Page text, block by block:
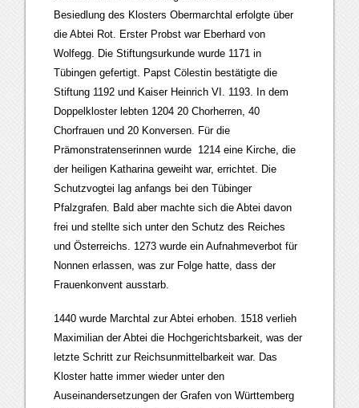
Besiedlung des Klosters Obermarchtal erfolgte über
die Abtei Rot. Erster Probst war Eberhard von
Wolfegg. Die Stiftungsurkunde wurde 1171 in
Tübingen gefertigt. Papst Cölestin bestätigte die
Stiftung 1192 und Kaiser Heinrich VI. 1193. In dem
Doppelkloster lebten 1204 20 Chorherren, 40
Chorfrauen und 20 Konversen. Für die
Prämonstratenserinnen wurde 1214 eine Kirche, die
der heiligen Katharina geweiht war, errichtet. Die
Schutzvogtei lag anfangs bei den Tübinger
Pfalzgrafen. Bald aber machte sich die Abtei davon
frei und stellte sich unter den Schutz des Reiches
und Österreichs. 1273 wurde ein Aufnahmeverbot für
Nonnen erlassen, was zur Folge hatte, dass der
Frauenkonvent ausstarb.
1440 wurde Marchtal zur Abtei erhoben. 1518 verlieh
Maximilian der Abtei die Hochgerichtsbarkeit, was der
letzte Schritt zur Reichsunmittelbarkeit war. Das
Kloster hatte immer wieder unter den
Auseinandersetzungen der Grafen von Württemberg